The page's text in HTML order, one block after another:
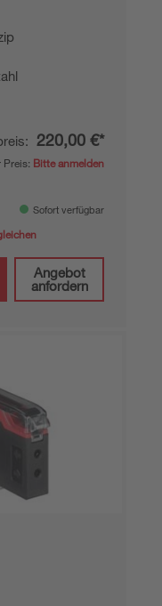
220,00 €*
Preis: Bitte anmelden
Sofort verfügbar
Angebot
anfordern